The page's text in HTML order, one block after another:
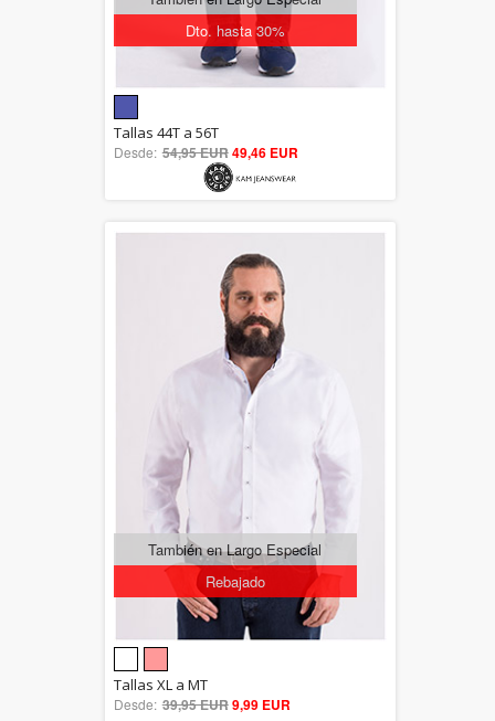
Dto. hasta 30%
5.00
out of 5
Tallas 44T a 56T
Desde: 54,95 EUR49,46 EUR
Rebajado
También en Largo Especial
5.00
out of 5
Tallas XL a MT
Desde: 39,95 EUR9,99 EUR